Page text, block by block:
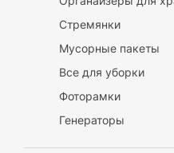
Стремянки
Мусорные пакеты
Все для уборки
Фоторамки
Генераторы